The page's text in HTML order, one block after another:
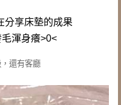
分享床墊的成果
渾身癢>0<
還有客廳